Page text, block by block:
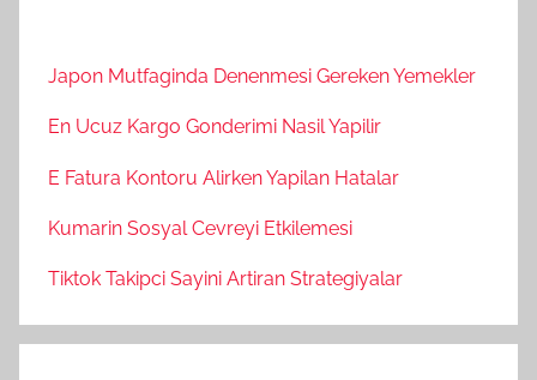
Japon Mutfaginda Denenmesi Gereken Yemekler
En Ucuz Kargo Gonderimi Nasil Yapilir
E Fatura Kontoru Alirken Yapilan Hatalar
Kumarin Sosyal Cevreyi Etkilemesi
Tiktok Takipci Sayini Artiran Strategiyalar